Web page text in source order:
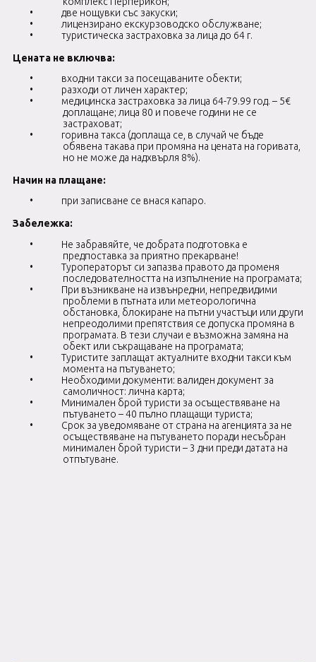
•
две нощувки със закуски;
•
лицензирано екскурзоводско обслужване;
•
туристическа застраховка за лица до 64 г.
Цената не включва:
•
входни такси за посещаваните обекти;
•
разходи от личен характер;
•
медицинска застраховка за лица 64-79.99 год. – 5€
доплащане; лица 80 и повече години не се
застраховат;
•
горивна такса (доплаща се, в случай че бъде
обявена такава при промяна на цената на горивата,
но не може да надхвърля 8%).
Начин на плащане:
•
при записване се внася капаро.
Забележка:
•
Не забравяйте, че добрата подготовка е
предпоставка за приятно прекарване!
•
Туроператорът си запазва правото да променя
последователността на изпълнение на програмата;
•
При възникване на извънредни, непредвидими
проблеми в пътната или метеорологична
обстановка, блокиране на пътни участъци или други
непреодолими препятствия се допуска промяна в
програмата. В тези случаи е възможна замяна на
обект или съкращаване на програмата;
•
Туристите заплащат актуалните входни такси към
момента на пътуването;
•
Необходими документи: валиден документ за
самоличност: лична карта;
•
Минимален брой туристи за осъществяване на
пътуването – 40 пълно плащащи туриста;
•
Срок за уведомяване от страна на агенцията за не
осъществяване на пътуването поради несъбран
минимален брой туристи – 3 дни преди датата на
отпътуване.